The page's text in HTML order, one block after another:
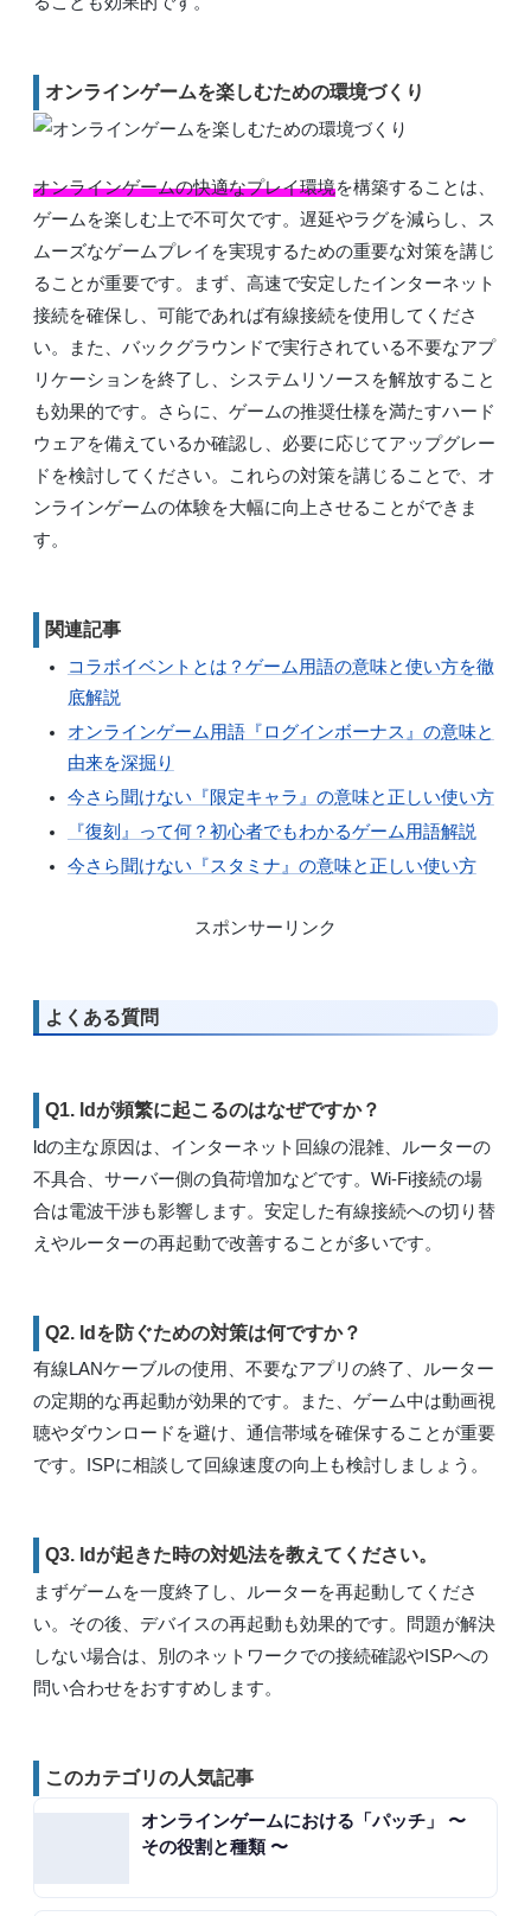
オンラインゲームを楽しむための環境づくり
オンラインゲームの快適なプレイ環境を構築することは、
ゲームを楽しむ上で不可欠です。遅延やラグを減らし、ス
ムーズなゲームプレイを実現するための重要な対策を講じ
ることが重要です。まず、高速で安定したインターネット
接続を確保し、可能であれば有線接続を使用してくださ
い。また、バックグラウンドで実行されている不要なアプ
リケーションを終了し、システムリソースを解放すること
も効果的です。さらに、ゲームの推奨仕様を満たすハード
ウェアを備えているか確認し、必要に応じてアップグレー
ドを検討してください。これらの対策を講じることで、オ
ンラインゲームの体験を大幅に向上させることができま
す。
関連記事
コラボイベントとは？ゲーム用語の意味と使い方を徹
底解説
オンラインゲーム用語『ログインボーナス』の意味と
由来を深掘り
今さら聞けない『限定キャラ』の意味と正しい使い方
『復刻』って何？初心者でもわかるゲーム用語解説
今さら聞けない『スタミナ』の意味と正しい使い方
スポンサーリンク
よくある質問
Q1. ldが頻繁に起こるのはなぜですか？
ldの主な原因は、インターネット回線の混雑、ルーターの
不具合、サーバー側の負荷増加などです。Wi-Fi接続の場
合は電波干渉も影響します。安定した有線接続への切り替
えやルーターの再起動で改善することが多いです。
Q2. ldを防ぐための対策は何ですか？
有線LANケーブルの使用、不要なアプリの終了、ルーター
の定期的な再起動が効果的です。また、ゲーム中は動画視
聴やダウンロードを避け、通信帯域を確保することが重要
です。ISPに相談して回線速度の向上も検討しましょう。
Q3. ldが起きた時の対処法を教えてください。
まずゲームを一度終了し、ルーターを再起動してくださ
い。その後、デバイスの再起動も効果的です。問題が解決
しない場合は、別のネットワークでの接続確認やISPへの
問い合わせをおすすめします。
このカテゴリの人気記事
オンラインゲームにおける「パッチ」 〜
その役割と種類 〜